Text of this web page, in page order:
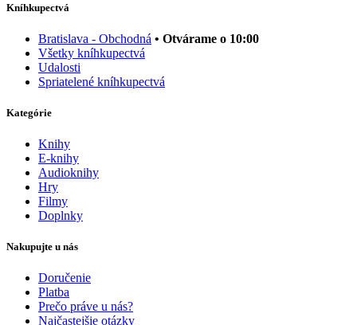
Kníhkupectvá
Bratislava - Obchodná • Otvárame o 10:00
Všetky kníhkupectvá
Udalosti
Spriatelené kníhkupectvá
Kategórie
Knihy
E-knihy
Audioknihy
Hry
Filmy
Doplnky
Nakupujte u nás
Doručenie
Platba
Prečo práve u nás?
Najčastejšie otázky